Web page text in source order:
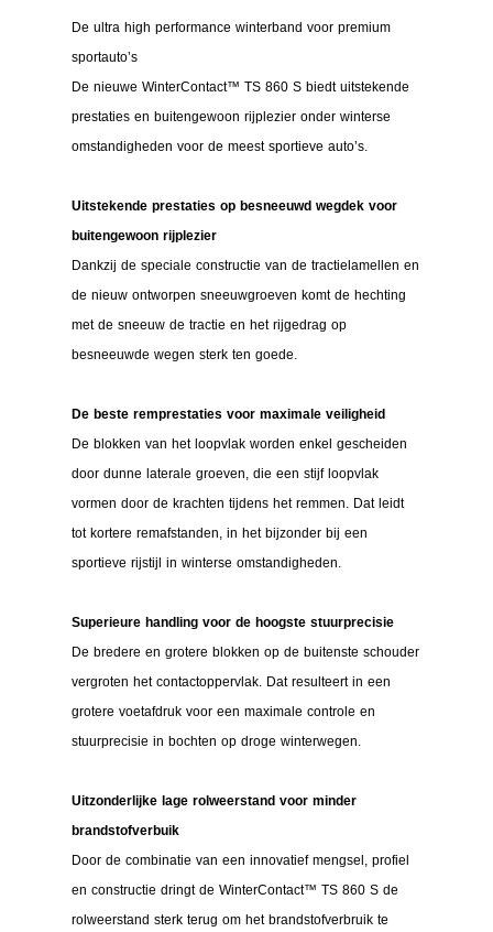
De ultra high performance winterband voor premium
sportauto’s
De nieuwe WinterContact™ TS 860 S biedt uitstekende
prestaties en buitengewoon rijplezier onder winterse
omstandigheden voor de meest sportieve auto’s.
Uitstekende prestaties op besneeuwd wegdek voor
buitengewoon rijplezier
Dankzij de speciale constructie van de tractielamellen en
de nieuw ontworpen sneeuwgroeven komt de hechting
met de sneeuw de tractie en het rijgedrag op
besneeuwde wegen sterk ten goede.
De beste remprestaties voor maximale veiligheid
De blokken van het loopvlak worden enkel gescheiden
door dunne laterale groeven, die een stijf loopvlak
vormen door de krachten tijdens het remmen. Dat leidt
tot kortere remafstanden, in het bijzonder bij een
sportieve rijstijl in winterse omstandigheden.
Superieure handling voor de hoogste stuurprecisie
De bredere en grotere blokken op de buitenste schouder
vergroten het contactoppervlak. Dat resulteert in een
grotere voetafdruk voor een maximale controle en
stuurprecisie in bochten op droge winterwegen.
Uitzonderlijke lage rolweerstand voor minder
brandstofverbuik
Door de combinatie van een innovatief mengsel, profiel
en constructie dringt de WinterContact™ TS 860 S de
rolweerstand sterk terug om het brandstofverbruik te